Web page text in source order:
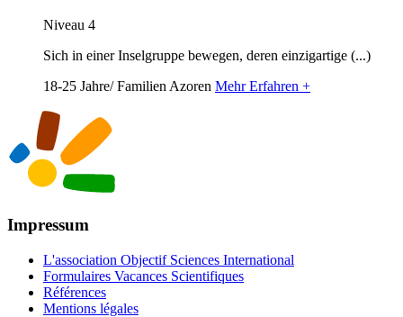
Niveau 4
Sich in einer Inselgruppe bewegen, deren einzigartige (...)
18-25 Jahre/ Familien Azoren Mehr Erfahren +
Impressum
L'association Objectif Sciences International
Formulaires Vacances Scientifiques
Références
Mentions légales